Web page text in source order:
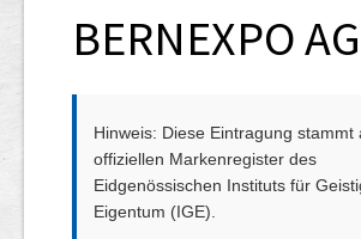
BERNEXPO AG
Hinweis: Diese Eintragung stammt
offiziellen Markenregister des
Eidgenössischen Instituts für
Eigentum (IGE).